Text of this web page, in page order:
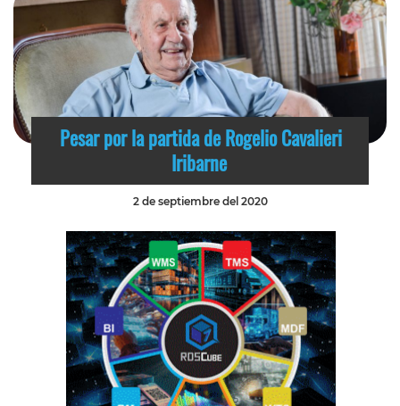
Pesar por la partida de Rogelio Cavalieri
Iribarne
2 de septiembre del 2020